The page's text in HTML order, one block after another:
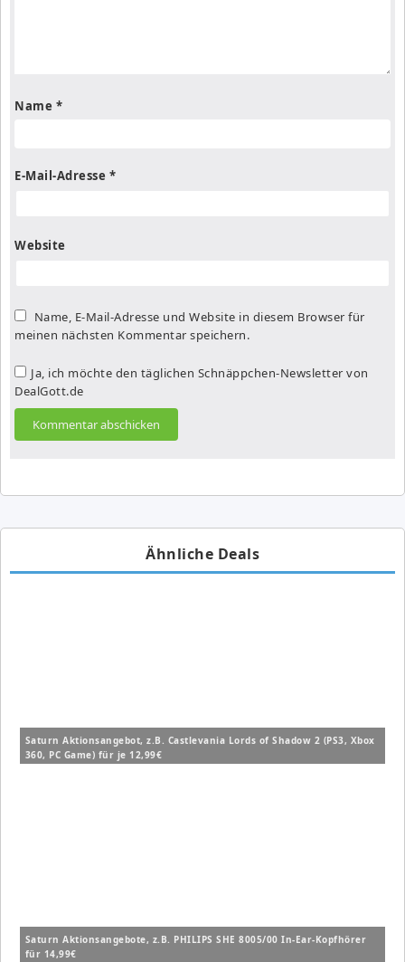
Name *
E-Mail-Adresse *
Website
Name, E-Mail-Adresse und Website in diesem Browser für
meinen nächsten Kommentar speichern.
Ja, ich möchte den täglichen Schnäppchen-Newsletter von
DealGott.de
Ähnliche Deals
Saturn Aktionsangebot, z.B. Castlevania Lords of Shadow 2 (PS3, Xbox
360, PC Game) für je 12,99€
Saturn Aktionsangebote, z.B. PHILIPS SHE 8005/00 In-Ear-Kopfhörer
für 14,99€